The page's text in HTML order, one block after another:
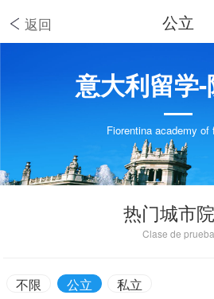
返回 公立
意大利留学
Fiorentina academy of
热门城市
Clase de prueba
不限 公立 私立